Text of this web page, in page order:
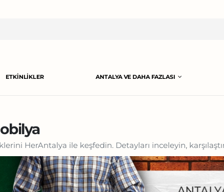
ETKINLIKLER ANTALYA VE DAHA FAZLASI
HerAntalya ile keşfedin. Detayları inceleyin,